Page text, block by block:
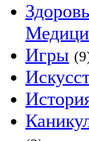
Игры